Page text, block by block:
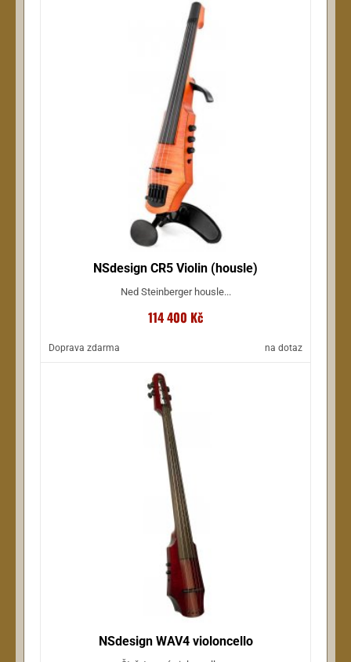
NSdesign CR5 Violin (housle)
Ned Steinberger housle...
114 400 Kč
Doprava zdarma na dotaz
NSdesign WAV4 violoncello